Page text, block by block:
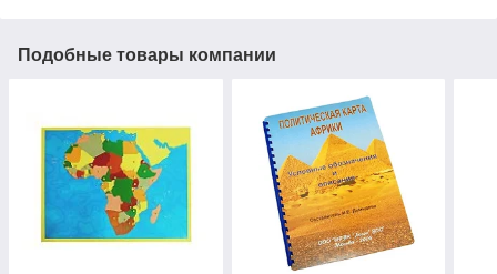
Подобные товары компании